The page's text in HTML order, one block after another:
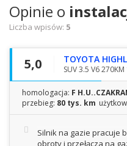
Opinie o
Liczba wpisów: 5
5,0 TOYOTA
SUV 3.5 V6
homologacja: F
przebieg: 80 tys. km
Silnik na gazie pracuje
obroty i przełącza na